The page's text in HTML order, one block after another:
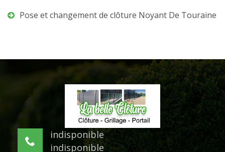
Pose et changement de clôture Noyant De Touraine
indisponible
indisponible